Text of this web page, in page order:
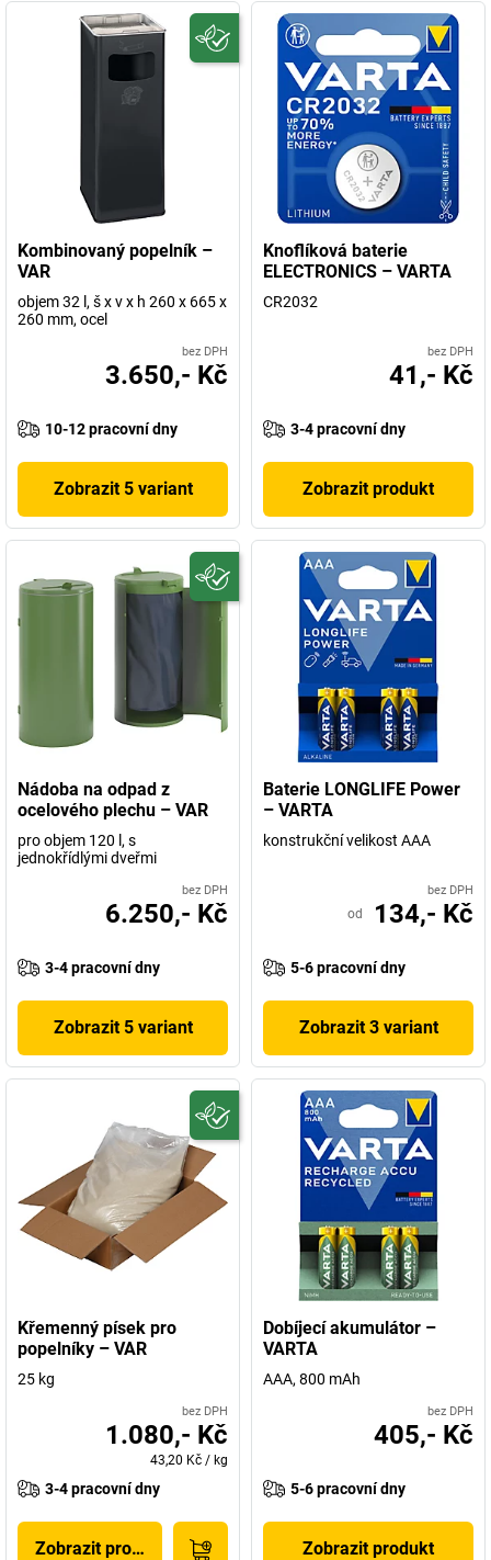
Kombinovaný popelník –
VAR
objem 32 l, š x v x h 260 x 665 x
260 mm, ocel
bez DPH
3.650,- Kč
10-12 pracovní dny
Zobrazit 5 variant
Knoflíková baterie
ELECTRONICS – VARTA
CR2032
bez DPH
41,- Kč
3-4 pracovní dny
Zobrazit produkt
Nádoba na odpad z
ocelového plechu – VAR
pro objem 120 l, s
jednokřídlými dveřmi
bez DPH
6.250,- Kč
3-4 pracovní dny
Zobrazit 5 variant
Baterie LONGLIFE Power
– VARTA
konstrukční velikost AAA
bez DPH
od 134,- Kč
5-6 pracovní dny
Zobrazit 3 variant
Křemenný písek pro
popelníky – VAR
25 kg
bez DPH
1.080,- Kč
43,20 Kč / kg
3-4 pracovní dny
Zobrazit produkt
Dobíjecí akumulátor –
VARTA
AAA, 800 mAh
bez DPH
405,- Kč
5-6 pracovní dny
Zobrazit produkt